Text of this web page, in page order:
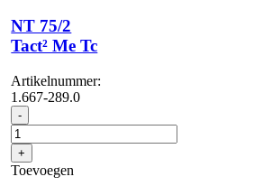
NT 75/2
Tact² Me Tc
Artikelnummer:
1.667-289.0
- NT
75/2
Tact²
Me
Tc
+
Toevoegen